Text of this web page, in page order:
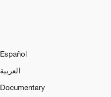
Español
العربية
Documentary